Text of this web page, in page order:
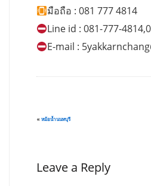
มือถือ : 081 777 4814
Line id : 081-777-
E-mail :
« หม้อน้ำนนทบุรี
Leave a Reply